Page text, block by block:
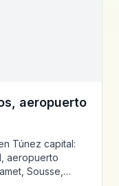
aeropuerto
Túnez capital:
aeropuerto
Sousse,